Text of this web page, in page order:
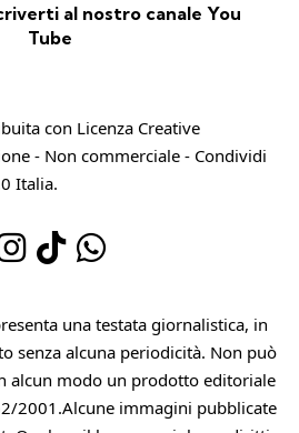
al nostro canale You
Tube
con Licenza Creative
- Non commerciale - Condividi
Italia.
una testata giornalistica, in
senza alcuna periodicità. Non può
alcun modo un prodotto editoriale
2001.Alcune immagini pubblicate